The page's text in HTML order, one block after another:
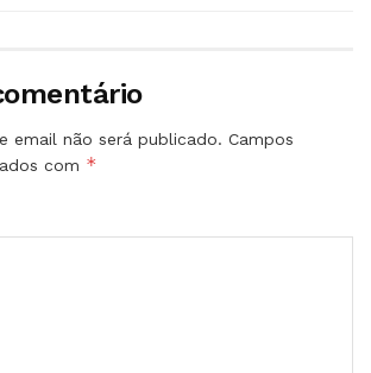
email não será publicado. Campos
com *